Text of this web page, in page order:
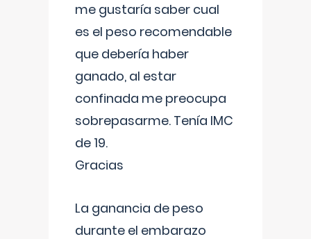
me gustaría saber cual
es el peso recomendable
que debería haber
ganado, al estar
confinada me preocupa
sobrepasarme. Tenía IMC
de 19.
Gracias
La ganancia de peso
durante el embarazo